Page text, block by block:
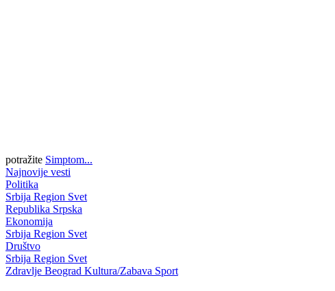
potražite Simptom...
Najnovije vesti
Politika
Srbija Region Svet
Republika Srpska
Ekonomija
Srbija Region Svet
Društvo
Srbija Region Svet
Zdravlje Beograd Kultura/Zabava Sport